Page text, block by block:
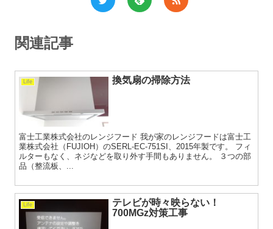
関連記事
Life 換気扇の掃除方法
富士工業株式会社のレンジフード 我が家のレンジフードは富士工
業株式会社（FUJIOH）のSERL-EC-751SI、2015年製です。 フィ
ルターもなく、ネジなどを取り外す手間もありません。 ３つの部
品（整流板、...
Life
テレビが時々映らない！
700MGz対策工事